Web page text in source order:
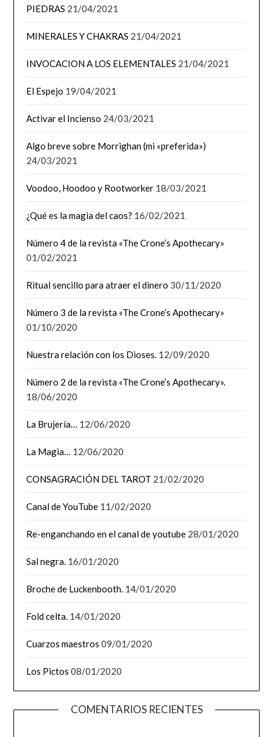
PIEDRAS 21/04/2021
MINERALES Y CHAKRAS 21/04/2021
INVOCACION A LOS ELEMENTALES 21/04/2021
El Espejo 19/04/2021
Activar el Incienso 24/03/2021
Algo breve sobre Morrighan (mi «preferida»)
24/03/2021
Voodoo, Hoodoo y Rootworker 18/03/2021
¿Qué es la magia del caos? 16/02/2021
Número 4 de la revista «The Crone’s Apothecary»
01/02/2021
Ritual sencillo para atraer el dinero 30/11/2020
Número 3 de la revista «The Crone’s Apothecary»
01/10/2020
Nuestra relación con los Dioses. 12/09/2020
Número 2 de la revista «The Crone’s Apothecary».
18/06/2020
La Brujería… 12/06/2020
La Magia… 12/06/2020
CONSAGRACIÓN DEL TAROT 21/02/2020
Canal de YouTube 11/02/2020
Re-enganchando en el canal de youtube 28/01/2020
Sal negra. 16/01/2020
Broche de Luckenbooth. 14/01/2020
Fold celta. 14/01/2020
Cuarzos maestros 09/01/2020
Los Pictos 08/01/2020
COMENTARIOS RECIENTES